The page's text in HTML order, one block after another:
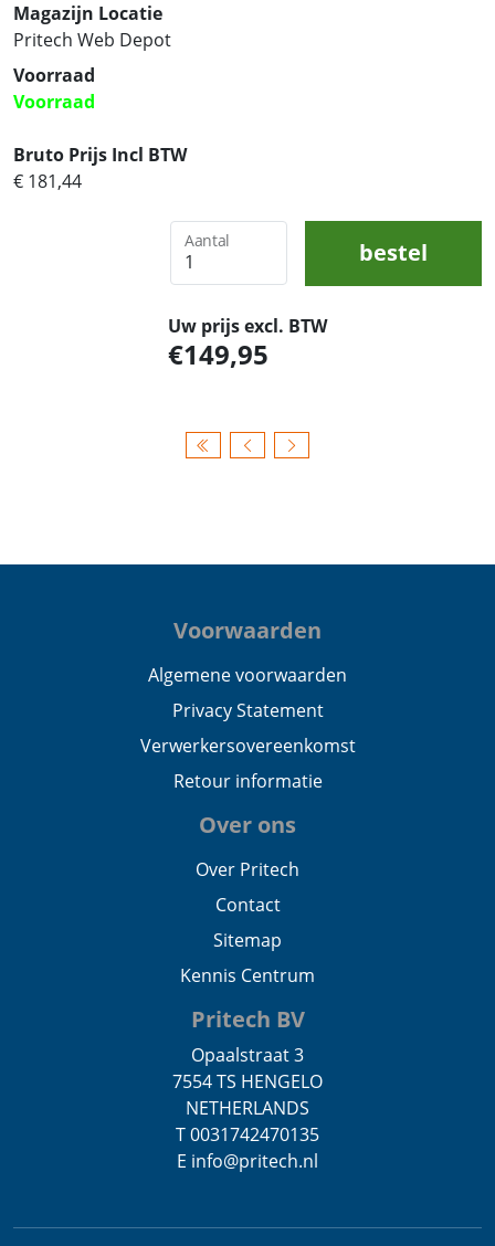
Magazijn Locatie
Pritech Web Depot
Voorraad
Voorraad
Bruto Prijs Incl BTW
€ 181,44
Aantal bestel
Uw prijs excl. BTW
149,95
Voorwaarden
Algemene voorwaarden
Privacy Statement
Verwerkersovereenkomst
Retour informatie
Over ons
Over Pritech
Contact
Sitemap
Kennis Centrum
Pritech BV
Opaalstraat 3
7554 TS HENGELO
NETHERLANDS
T 0031742470135
E info@pritech.nl